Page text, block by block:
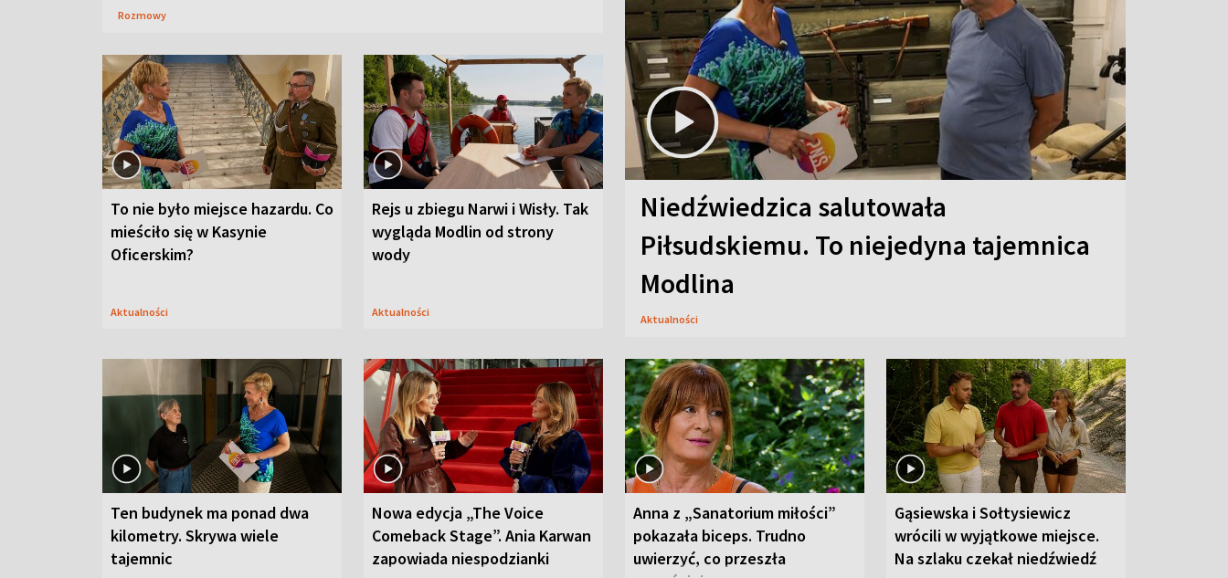
Rozmowy
To nie było miejsce hazardu. Co
mieściło się w Kasynie
Oficerskim?
Aktualności
Rejs u zbiegu Narwi i Wisły. Tak
wygląda Modlin od strony
wody
Aktualności
Niedźwiedzica salutowała
Piłsudskiemu. To niejedyna tajemnica
Modlina
Aktualności
Ten budynek ma ponad dwa
kilometry. Skrywa wiele
tajemnic
Nowa edycja „The Voice
Comeback Stage”. Ania Karwan
zapowiada niespodzianki
Anna z „Sanatorium miłości”
pokazała biceps. Trudno
uwierzyć, co przeszła
Gąsiewska i Sołtysiewicz
wrócili w wyjątkowe miejsce.
Na szlaku czekał niedźwiedź